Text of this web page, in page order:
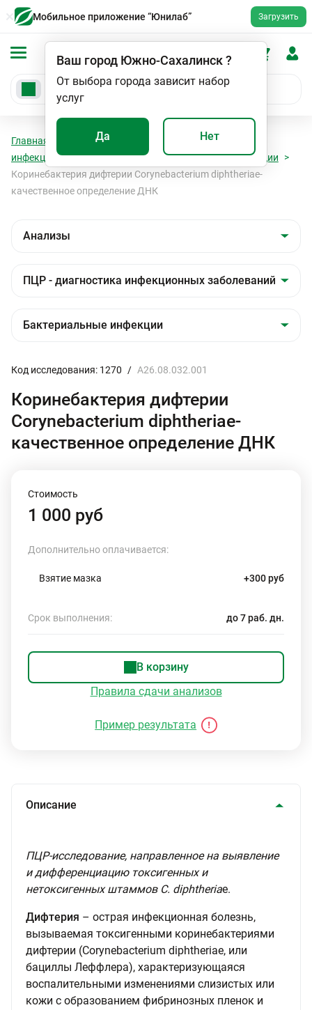
Мобильное приложение “Юнилаб” Загрузить
Ваш город Южно-Сахалинск?
От выбора города зависит набор
услуг
Да Нет
Главная Анализы
ПЦР - диагностика
инфекционных заболеваний
Бактериальные инфекции
Коринебактерия дифтерии Corynebacterium diphtheriae-
качественное определение ДНК
Код исследования: 1270 / A26.08.032.001
Коринебактерия дифтерии
Corynebacterium diphtheriae-
качественное определение ДНК
Стоимость
1 000 руб
Дополнительно оплачивается:
Взятие мазка +300 руб
Срок выполнения: до 7 раб. дн.
В корзину
Правила сдачи анализов
Пример результата
Описание
ПЦР-исследование, направленное на выявление
и дифференциацию токсигенных и
нетоксигенных штаммов C. diphtheriae.
Дифтерия – острая инфекционная болезнь,
вызываемая токсигенными коринебактериями
дифтерии (Corynebacterium diphtheriae, или
бациллы Леффлера), характеризующаяся
воспалительными изменениями слизистых или
кожи с образованием фибринозных пленок и